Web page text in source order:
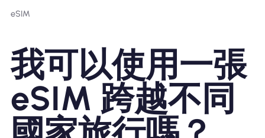
購買計劃
關於eSIM
eSIM
我可以使用一張
eSIM 跨越不同